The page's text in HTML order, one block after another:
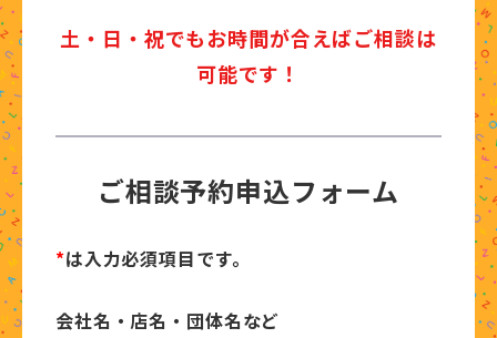
土・日・祝でもお時間が合えばご相談は
可能です！
ご相談予約申込フォーム
*は入力必須項目です。
会社名・店名・団体名など